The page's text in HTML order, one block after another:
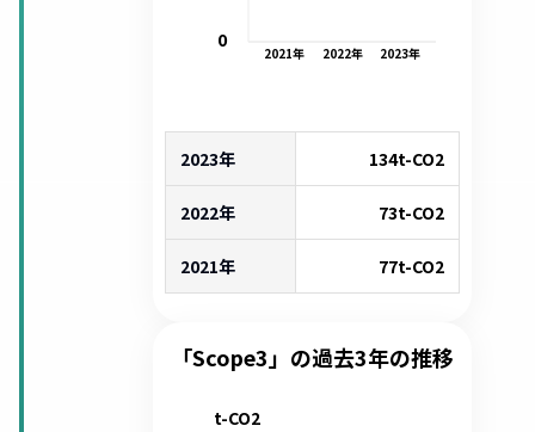
2021年 2022年 2023年
0
2023年 134t-CO2
2022年 73t-CO2
2021年 77t-CO2
「Scope3」の過去3年の推移
t-CO2